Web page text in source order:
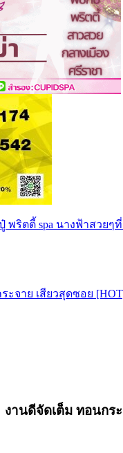
พริตตี้ spa นางฟ้าสว
จาย เสียวสุดซอย
นดีจัดเต็ม ทอนกร